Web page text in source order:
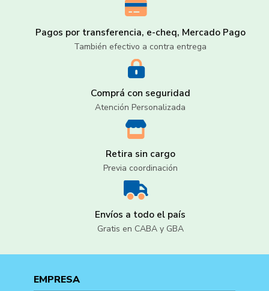
Pagos por transferencia, e-cheq, Mercado Pago
También efectivo a contra entrega
Comprá con seguridad
Atención Personalizada
Retira sin cargo
Previa coordinación
Envíos a todo el país
Gratis en CABA y GBA
EMPRESA